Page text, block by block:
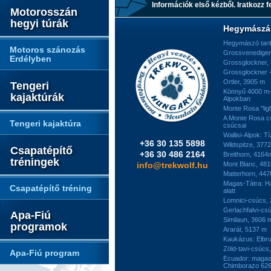
Motorosszán
hegyi túrák
Motoros szánozás
Erdélyben
Tengeri
kajaktúrák
Tengeri kajaktúra
Csapatépítő
tréningek
Csapatépítő tréning
Apa-Fiú
programok
Apa-Fiú program
Információk első kézből. Iratkozz
+36 30 135 5898
+36 30 486 2164
info@trekwolf.hu
Hegymászó
Grossglockner,
Grossglockner
Ortler, 3905 m
Könnyű 4000
Alpokban
Monte Rosa
A Monte Rosa
csúcsai
Wallisi-Alpok:
Wildspitze,
Breithorn,
Mont Blanc,
Matterhorn,
Magas-Tátra:
alatt
Lomnici-csúcs,
Gerlachfalvi-
Similaun, 3606
Ararát, 5137 m
Kaukázus:
Zöld-tavi-
Ecuador:
Chimborazo